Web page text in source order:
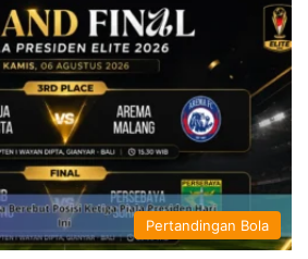
Pertandingan Bola